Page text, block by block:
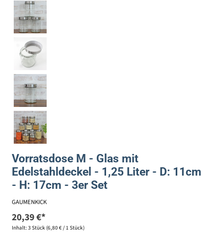
Vorratsdose M - Glas mit
Edelstahldeckel - 1,25 Liter - D: 11cm
- H: 17cm - 3er Set
GAUMENKICK
20,39 €*
Inhalt: 3 Stück (6,80 € / 1 Stück)